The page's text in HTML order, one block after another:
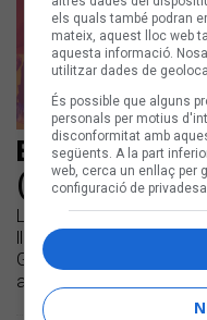
Els nous
(III)
Llistem els discos en
llum aquest 2025 | 31
Gavina.mp3, Maria del
artistes que presentaran
els quals també podran
mateix, aquest lloc web
aquesta informació.
utilitzar dades de
És possible que alguns
personals per motius
disconformitat amb
següents. A la part
web, cerca un enllaç per
configuració de